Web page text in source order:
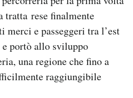
tratta rese finalmente
merci e passeggeri tra l’est
e portò allo sviluppo
una regione che fino a
raggiungibile